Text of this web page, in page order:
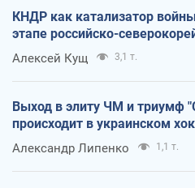
КНДР как катализатор
этапе российско-
Алексей Кущ 3,1 т.
Выход в элиту ЧМ и триумф
происходит в украинском
Александр Липенко 1,1 т.